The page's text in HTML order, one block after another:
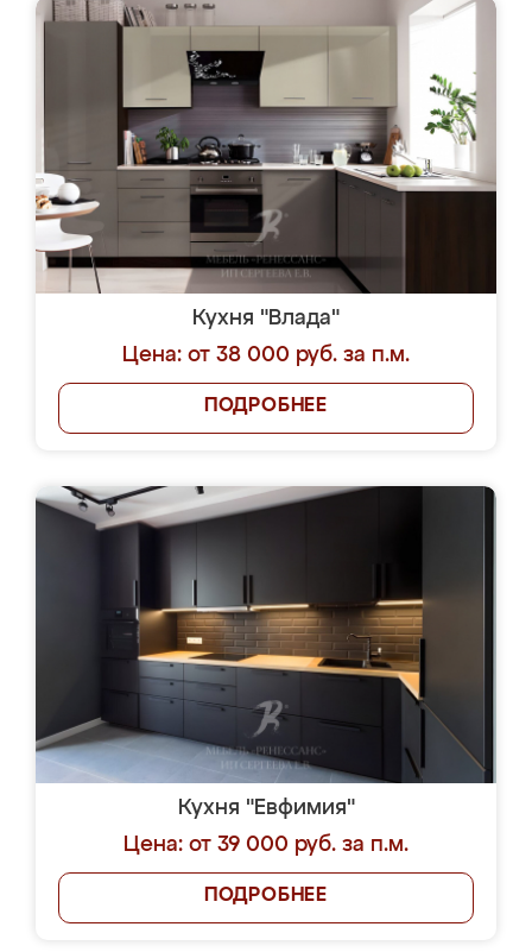
Кухня "Влада"
Цена: от 38 000 руб. за п.м.
ПОДРОБНЕЕ
Кухня "Евфимия"
Цена: от 39 000 руб. за п.м.
ПОДРОБНЕЕ